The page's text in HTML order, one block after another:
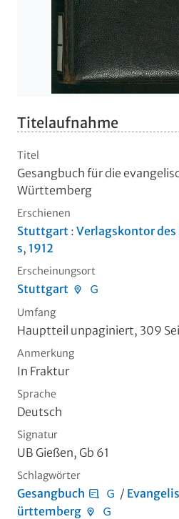
Titelaufnahme
Titel
Gesangbuch für die
Württemberg
Erschienen
Stuttgart : Verlagskontor des
s, 1912
Erscheinungsort
Stuttgart
Umfang
Hauptteil unpaginiert, 309
Anmerkung
In Fraktur
Sprache
Deutsch
Signatur
UB Gießen, Gb 61
Schlagwörter
Gesangbuch /
ürttemberg